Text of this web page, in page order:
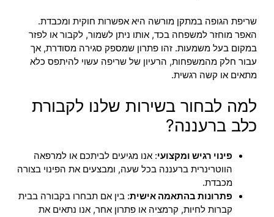
שריפת הגופה במתקן מורשה היא אפשרות חוקית ומכבדת.
האפר מוחזר למשפחה בכד, אותו ניתן לשמור, לקבור או לפזר
במקום בעל משמעות. זהו פתרון שמספק סגירה מסודרת, אך
עבור חלק מהמשפחות, הרעיון של שריפה עשוי להיתפס כלא
מתאים או קשה רגשית.
למה לבחור בשירות שלנו לקבורת
כלב ברעננה?
פינוי רגיש ומקצועי: אנו מגיעים לביתכם או למרפאה
הווטרינרית ברעננה בכל שעה, ומבצעים את הפינוי בצורה
מכבדת.
פתרונות בהתאמה אישית: בין אם תבחרו בקבורה בבית
קברות לחיות, קרמציה או פתרון אחר, אנו נתאים את